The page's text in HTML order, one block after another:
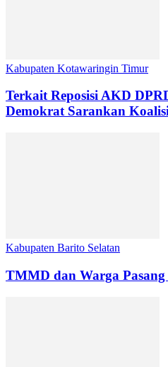
Kabupaten Kotawaringin Timur
Terkait Reposisi AKD
Demokrat Sarankan
Kabupaten Barito Selatan
TMMD dan Warga